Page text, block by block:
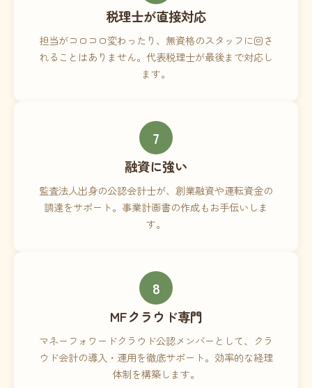
税理士が直接対応
担当がコロコロ変わったり、無資格のスタッフに回さ
れることはありません。代表税理士が最後まで対応し
ます。
7
融資に強い
監査法人出身の公認会計士が、創業融資や運転資金の
調達をサポート。事業計画書の作成もお手伝いしま
す。
8
MFクラウド専門
マネーフォワードクラウド公認メンバーとして、クラ
ウド会計の導入・運用を徹底サポート。効率的な経理
体制を構築します。